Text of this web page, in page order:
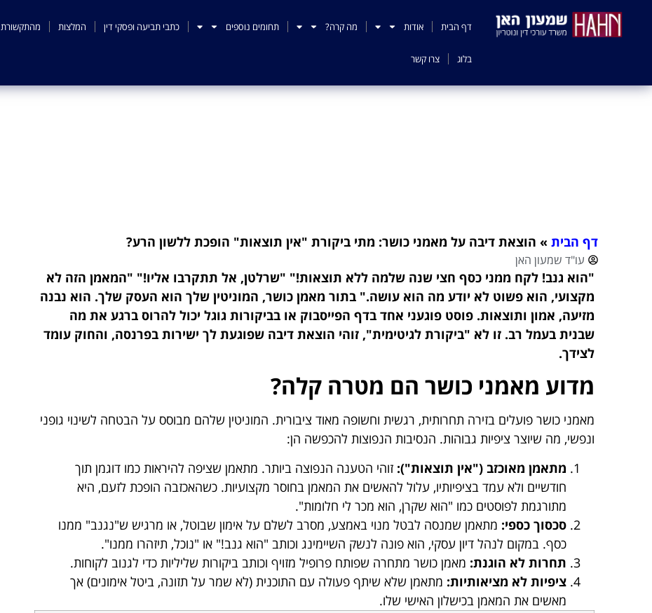
דף הבית אודות מה קרה? תחומים נוספים כתבי תביעה ופסקי דין המלצות מהתקשורת
בלוג צרו קשר
דף הבית » הוצאת דיבה על מאמני כושר: מתי ביקורת "אין תוצאות" הופכת ללשון הרע?
עו"ד שמעון האן
"הוא גנב! לקח ממני כסף חצי שנה שלמה ללא תוצאות!" "שרלטן, אל תתקרבו אליו!" "המאמן הזה לא
מקצועי, הוא פשוט לא יודע מה הוא עושה." בתור מאמן כושר, המוניטין שלך הוא העסק שלך. הוא נבנה
מזיעה, אמון ותוצאות. פוסט פוגעני אחד בדף הפייסבוק או בביקורות גוגל יכול להרוס ברגע את מה
שבנית בעמל רב. זו לא "ביקורת לגיטימית", זוהי הוצאת דיבה שפוגעת לך ישירות בפרנסה, והחוק עומד
לצידך.
מדוע מאמני כושר הם מטרה קלה?
מאמני כושר פועלים בזירה תחרותית, רגשית וחשופה מאוד ציבורית. המוניטין שלהם מבוסס על הבטחה לשינוי גופני
ונפשי, מה שיוצר ציפיות גבוהות. הנסיבות הנפוצות להכפשה הן:
מתאמן מאוכזב ("אין תוצאות"): זוהי הטענה הנפוצה ביותר. מתאמן שציפה להיראות כמו דוגמן תוך
חודשיים ולא עמד בציפיותיו, עלול להאשים את המאמן בחוסר מקצועיות. כשהאכזבה הופכת לזעם, היא
מתורגמת לפוסטים כמו "הוא שקרן, הוא מכר לי חלומות".
סכסוך כספי: מתאמן שמנסה לבטל מנוי באמצע, מסרב לשלם על אימון שבוטל, או מרגיש ש"נגנב" ממנו
כסף. במקום לנהל דיון עסקי, הוא פונה לנשק השיימינג וכותב "הוא גנב!" או "נוכל, תיזהרו ממנו".
תחרות לא הוגנת: מאמן כושר מתחרה שפותח פרופיל מזויף וכותב ביקורות שליליות כדי לגנוב לקוחות.
ציפיות לא מציאותיות: מתאמן שלא שיתף פעולה עם התוכנית (לא שמר על תזונה, ביטל אימונים) אך
מאשים את המאמן בכישלון האישי שלו.